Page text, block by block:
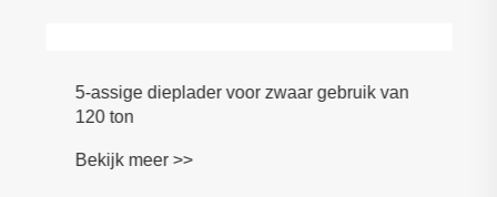
5-assige dieplader voor zwaar gebruik van
120 ton
Bekijk meer >>